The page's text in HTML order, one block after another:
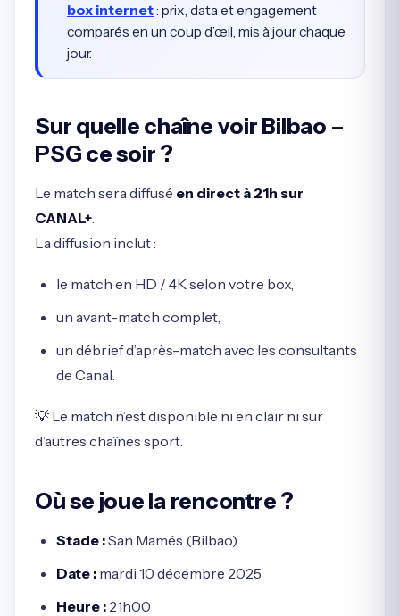
box internet: prix, data et engagement
comparés en un coup d’œil, mis à jour chaque
jour.
Sur quelle chaîne voir Bilbao –
PSG ce soir ?
Le match sera diffusé en direct à 21h sur
CANAL+
La diffusion inclut :
le match en HD / 4K selon votre box,
un avant-match complet,
un débrief d’après-match avec les consultants
de Canal.
💡 Le match n’est disponible ni en clair ni sur
d’autres chaînes sport.
Où se joue la rencontre ?
Stade :San Mamés (Bilbao)
Date : mardi 10 décembre 2025
Heure : 21h00